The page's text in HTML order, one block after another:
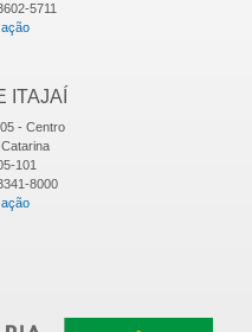
5711
ITAJAÍ
- Centro
101
8000